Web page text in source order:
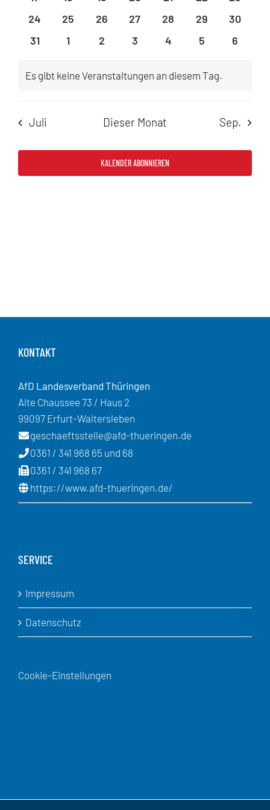
Veranstaltungen
Veranstaltungen
Veranstaltungen
Veranstaltungen
Veranstaltungen
0
Veranstaltungen
24
0
Veranstaltungen
25
0
Veranstaltungen
26
0
Veranstaltungen
27
0
Veranstaltungen
28
0
29
0
30
0
31
0
1
0
2
0
3
0
4
0
5
0
6
Hinweis
Es gibt keine Veranstaltungen an diesem Tag.
Juli Dieser Monat Sep.
KALENDER ABONNIEREN
KONTAKT
AfD Landesverband Thüringen
Alte Chaussee 73 / Haus 2
99097 Erfurt-Waltersleben
geschaeftsstelle@afd-thueringen.de
0361 / 341 968 65 und 68
0361 / 341 968 67
https://www.afd-thueringen.de/
SERVICE
Impressum
Datenschutz
Cookie-Einstellungen